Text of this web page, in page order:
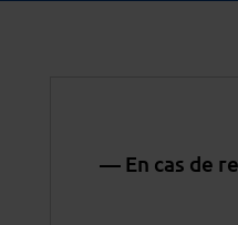
— En cas de